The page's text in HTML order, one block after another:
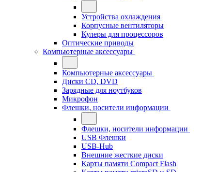
Устройства охлаждения
Корпусные вентиляторы
Кулеры для процессоров
Оптические приводы
Компьютерные аксессуары
Компьютерные аксессуары
Диски CD, DVD
Зарядные для ноутбуков
Микрофон
Флешки, носители информации
Флешки, носители информации
USB Флешки
USB-Hub
Внешние жесткие диски
Карты памяти Compact Flash